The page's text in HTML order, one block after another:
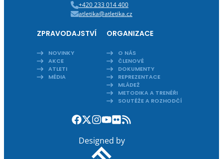
+420 233 014 400
atletika@atletika.cz
ZPRAVODAJSTVÍ
NOVINKY
AKCE
ATLETI
MÉDIA
ORGANIZACE
O NÁS
ČLENOVÉ
DOKUMENTY
REPREZENTACE
MLÁDEŽ
METODIKA A TRENÉŘI
SOUTĚŽE A ROZHODČÍ
Designed by